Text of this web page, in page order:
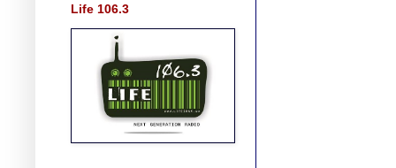
Life 106.3